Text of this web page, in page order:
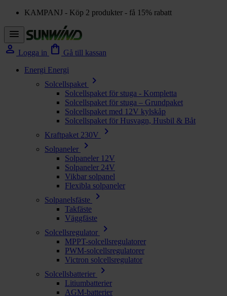
KAMPANJ - Köp 2 produkter - få 15% rabatt
menu
person Logga in shopping_bag Gå till kassan
Energi Energi
Solcellspaket
chevron_right
Solcellspaket för stuga - Kompletta
Solcellspaket för stuga – Grundpaket
Solcellspaket med 12V kylskåp
Solcellspaket för Husvagn, Husbil & Båt
Kraftpaket 230V
chevron_right
Solpaneler chevron_right
Solpaneler 12V
Solpaneler 24V
Vikbar solpanel
Flexibla solpaneler
Solpanelsfäste
chevron_right
Takfäste
Väggfäste
Solcellsregulator
chevron_right
MPPT-solcellsregulatorer
PWM-solcellsregulatorer
Victron solcellsregulator
Solcellsbatterier
chevron_right
Litiumbatterier
AGM-batterier